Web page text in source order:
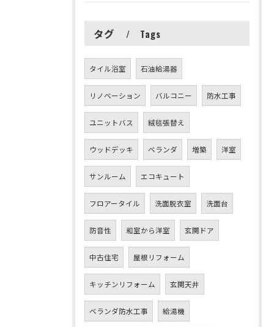
タグ Tags
タイル浴室 石油給湯器
リノベーション バルコニー 防水工事
ユニットバス 絨毯張替え
ウッドデッキ ベランダ 増築 洋室
サンルーム エコキュート
フロアータイル 洗面脱衣室 洗面台
防音性 和室から洋室 玄関ドア
中古住宅 屋根リフォーム
キッチンリフォーム 玄関天井
ベランダ防水工事 給湯機